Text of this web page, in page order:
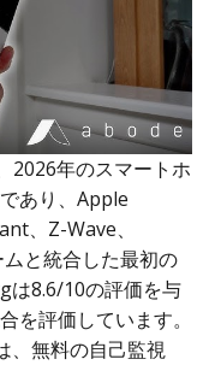
2026年のスマートホ
あり、Apple
、Z-Wave、
と統合した最初の
は8.6/10の評価を与
を評価しています。
、無料の自己監視